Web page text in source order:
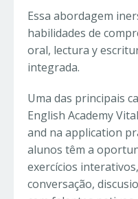
Essa abordagem
habilidades de
oral, lectura y
integrada.
Uma das principais
English Academy
and na application
alunos têm a
exercícios
conversação,